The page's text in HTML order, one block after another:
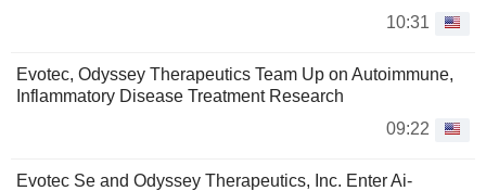
10:31
Evotec, Odyssey Therapeutics Team Up on Autoimmune,
Inflammatory Disease Treatment Research
09:22
Evotec Se and Odyssey Therapeutics, Inc. Enter Ai-